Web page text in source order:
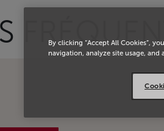
By clicking “Accept All Cookies”,
navigation, analyze site usage, and